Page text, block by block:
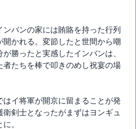
バンの家には賄賂を持った行列
開かれる。変節したと世間から嘲
勝ったと実感したインバンは、
者たちを棒で叩きのめし祝宴の場
はイ将軍が開京に留まることが発
剣士となったがまずはヨンギュ
。